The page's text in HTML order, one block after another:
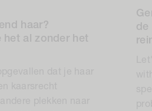
haar?
het al zonder het
de